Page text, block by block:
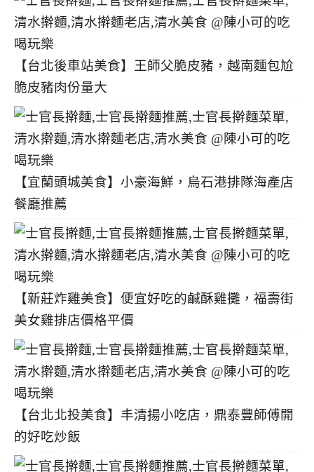
【台北後車站美食】王師父脆皮豬，越南麵包尬
脆皮豬肉份量大
【宜蘭頭城美食】小豪海鮮，烏石港排隊海產店
餐廳推薦
【新莊炸雞美食】便宜好吃的鹹酥雞攤，福壽街
美女雞排店價格平價
【台北北投美食】丰清揚小吃店，鼎泰豐師傅開
的好吃炒飯